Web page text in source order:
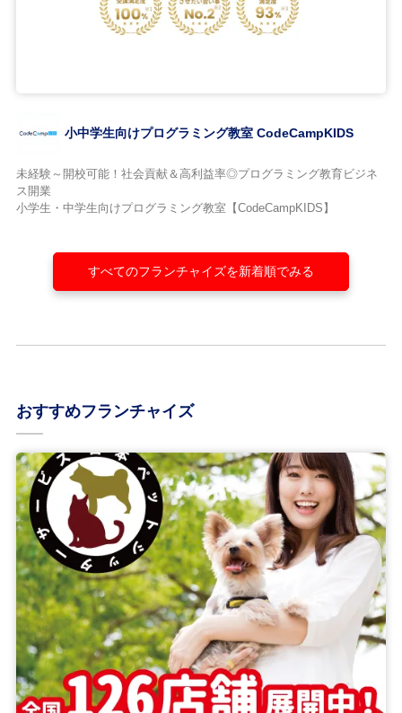
小中学生向けプログラミング教室 CodeCampKIDS
未経験～開校可能！社会貢献＆高利益率◎プログラミング教育ビジネ
ス開業
小学生・中学生向けプログラミング教室【CodeCampKIDS】
すべてのフランチャイズを新着順でみる
おすすめフランチャイズ